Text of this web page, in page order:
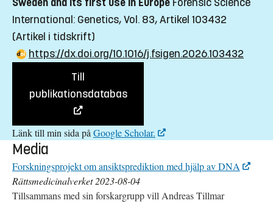
Sweden and its first use in Europe Forensic Science
International: Genetics, Vol. 83, Artikel 103432
(Artikel i tidskrift)
https://dx.doi.org/10.1016/j.fsigen.2026.103432
Till
publikationsdatabas
Länk till min sida påGoogle Scholar.
Media
Forskningsprojekt om ansiktsprediktion med hjälp av DNA
Rättsmedicinalverket 2023-08-04
Tillsammans med sin forskargrupp vill Andreas Tillmar